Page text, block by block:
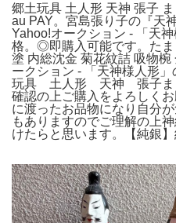
郷土玩具 土人形 天神 張子
au PAY。宮島張り子の『天
Yahoo!オークション - 「天
格。◎即購入可能です。た
塗 内総沈金 菊花紋詰 吸物
ークション - 「天神様人形
玩具 土人形 天神 張子ま
確認の上ご購入をよろしく
に渡ったお品物になり自分
もありますのでご理解の上
けたらと思います。【純銀